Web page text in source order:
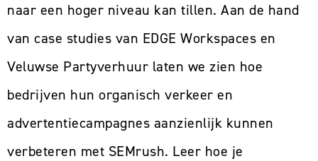
naar een hoger niveau kan tillen. Aan de hand
van case studies van EDGE Workspaces en
Veluwse Partyverhuur laten we zien hoe
bedrijven hun organisch verkeer en
advertentiecampagnes aanzienlijk kunnen
verbeteren met SEMrush. Leer hoe je